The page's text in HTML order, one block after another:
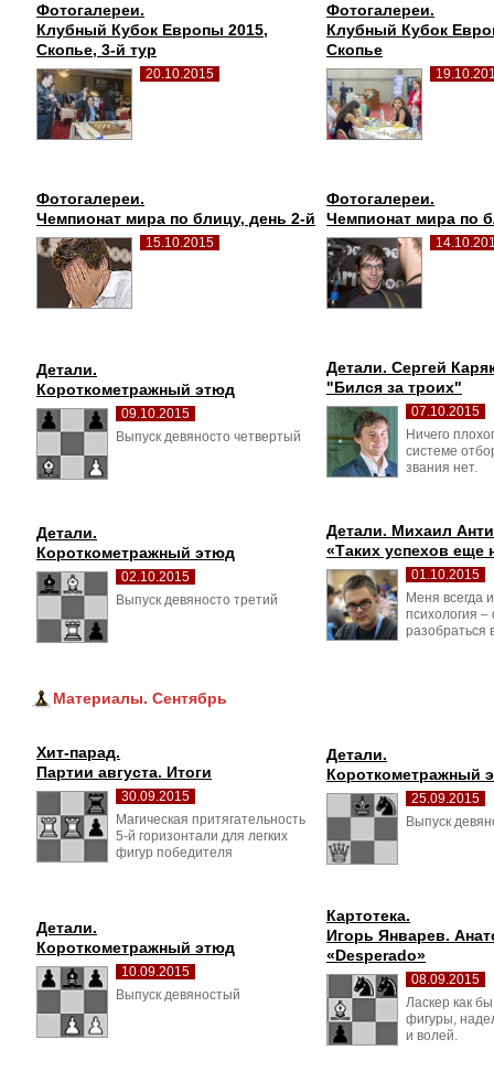
Фотогалереи.
Клубный Кубок Европы 2015,
Скопье, 3-й тур
20.10.2015
Фотогалереи.
Клубный Кубок
Скопье
Фотогалереи.
Чемпионат мира по блицу, день 2-й
15.10.2015
Фотогалереи.
Чемпионат мира по
Детали.
Короткометражный этюд
09.10.2015
Выпуск девяносто четвертый
Детали. Сергей
"Бился за троих"
07.10.2015
Ничего
системе
звания нет.
Детали.
Короткометражный этюд
02.10.2015
Выпуск девяносто третий
Детали. Михаил
«Таких успехов еще
01.10.2015
Меня всегда
психология –
разобраться
Материалы. Сентябрь
Хит-парад.
Партии августа. Итоги
30.09.2015
Магическая притягательность
5-й горизонтали для легких
фигур победителя
Детали.
Короткометражный
25.09.2015
Выпуск
Детали.
Короткометражный этюд
10.09.2015
Выпуск девяностый
Картотека.
Игорь Январев.
«Desperado»
08.09.2015
Ласкер как
фигуры,
и волей.